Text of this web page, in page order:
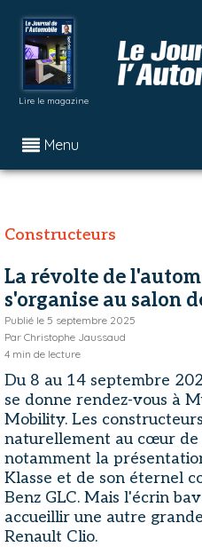
Lire le magazine
Menu
Constructeurs
La révolte de
s'organise au salon
Publié le 5 septembre 2025
Par Christophe Jaussaud
4 min de lecture
Du 8 au 14 septembre
se donne rendez-vous à
Mobility. Les
naturellement au cœur de
notamment la
Klasse et de son éternel
Benz GLC. Mais l'écrin
accueillir une autre
Renault Clio.